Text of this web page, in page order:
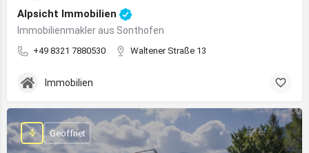
Alpsicht Immobilien
Immobilienmakler aus Sonthofen
+49 8321 7880530 Waltener Straße 13
Immobilien
Geöffnet